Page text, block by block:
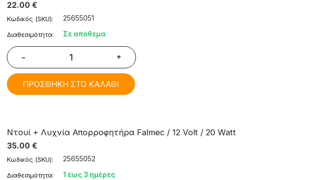
22.00 €
Κωδικός (SKU): 25655051
Διαθεσιμότητα: Σε απόθεμα
− +
ΠΡΟΣΘΗΚΗ ΣΤΟ ΚΑΛΑΘΙ
Ντουί + Λυχνία Απορροφητήρα Falmec / 12 Volt / 20 Watt
35.00 €
Κωδικός (SKU): 25655052
Διαθεσιμότητα: 1 έως 3 ημέρες